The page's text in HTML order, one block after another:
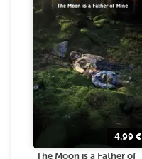
4.99 €
The Moon is a Father of